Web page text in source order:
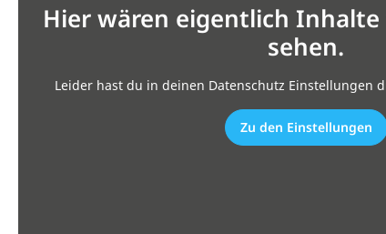
Hier wären eigentlich Inhalte
sehen.
Leider hast du in deinen Datenschutz Einstellungen
Zu den Einstellungen